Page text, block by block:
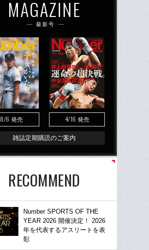
MAGAZINE
最新号
8/6 発売 4/16 発売
雑誌定期購読のご案内
RECOMMEND
Number SPORTS OF THE
YEAR 2026 開催決定！ 2026
年を代表するアスリートを表
彰